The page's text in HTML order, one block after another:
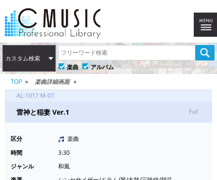
カスタム検索
楽曲
アルバム
TOP
楽曲詳細画面
AL-1017 M-07
雷神と稲妻 Ver.1 Full
区分
楽曲
時間
3:30
ジャンル
和風